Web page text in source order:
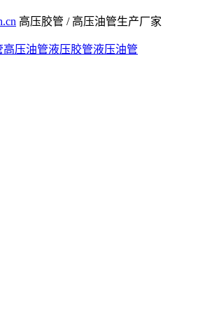
高压胶管 / 高压油管生产厂家
高压油管液压胶管液压油管